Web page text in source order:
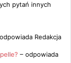
pytań innych
Redakcja
– odpowiada